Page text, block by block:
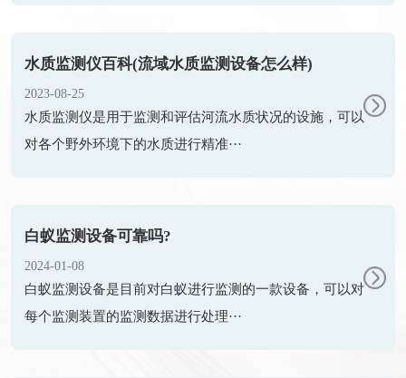
水质监测仪百科(流域水质监测设备怎么样)
2023-08-25
水质监测仪是用于监测和评估河流水质状况的设施，可以
对各个野外环境下的水质进行精准···
白蚁监测设备可靠吗?
2024-01-08
白蚁监测设备是目前对白蚁进行监测的一款设备，可以对
每个监测装置的监测数据进行处理···